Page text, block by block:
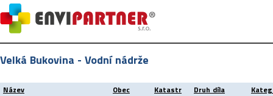
Velká Bukovina - Vodní nádrže
Název Obec Katastr Druh díla